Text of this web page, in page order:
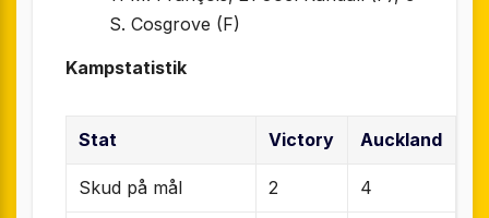
S. Cosgrove (F)
Kampstatistik
Stat Victory Auckland
Skud på mål 2 4